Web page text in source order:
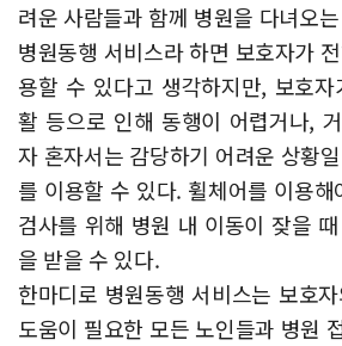
려운 사람들과 함께 병원을 다녀오
병원동행 서비스라 하면 보호자가
용할 수 있다고 생각하지만, 보호
활 등으로 인해 동행이 어렵거나,
자 혼자서는 감당하기 어려운 상황
를 이용할 수 있다. 휠체어를 이용
검사를 위해 병원 내 이동이 잦을
을 받을 수 있다.
한마디로 병원동행 서비스는 보호
도움이 필요한 모든 노인들과 병원